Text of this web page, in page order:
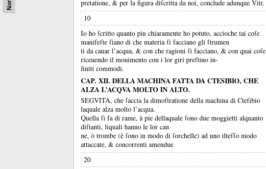
None
pretatione, & per la figura diſcritta da noi, conclude adunque Vitr.
10
Io ho ſcritto quanto piu chiaramente ho potuto, accioche tai coſe
manifeſte ſiano di che materia ſi facciano gli ſtrumen
ti da cauar l’acqua, & con che ragioni ſi facciano, & con quai coſe
riceuendo il mouimento con i lor giri preſtino in-
finiti commodi.
CAP. XII. DELLA MACHINA FATTA DA CTESIBIO, CHE
ALZA L’ACQVA MOLTO IN ALTO.
SEGVITA, che ſaccia la dimoſtratione della machina di Cteſibio
laquale alza molto l’acqua.
Quella ſi fa di rame, à pie dellaquale ſono due moggietti alquanto
diſtanti, liquali hanno le lor can
ne, ò trombe (è ſono in modo di ſorchelle) ad uno ilteſſo modo
attaccate, & concorrenti amendue
20